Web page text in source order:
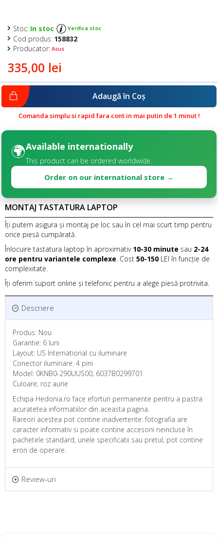
335,00 lei
Stoc: In stoc Verifica stoc
Cod produs: 158832
Producator: Asus
Adaugă în Coş
Comanda simplu si rapid fara cont in mai putin de 1 minut !
🌍Available internationally
This product can be ordered worldwide.
Order on our international store →
Descriere
Produs: Nou
Garantie: 6 luni
Layout: US International cu iluminare
Conector iluminare: 4 pini
Model: 0KNB0-290UUS00, 6037B0299701
Culoare; roz aurie
Echipa Hedonia.ro face eforturi permanente pentru a pastra
acuratetea informatiilor din aceasta pagina.
Rareori acestea pot contine inadvertente: fotografia are
caracter informativ si poate contine accesorii neincluse în
pachetele standard, unele specificatii sau pretul, pot contine
erori de operare.
Review-uri
MONTAJ TASTATURA LAPTOP
Îți putem asigura și montaj pe loc sau în cel mai scurt timp pentru
orice piesă cumpărată.
Înlocuire tastatura laptop în aproximativ 10-30 minute sau 2-24
ore pentru variantele complexe. Cost 50-150 LEI în funcție de
complexitate.
Îți oferim suport online și telefonic pentru a alege piesă protrivita.